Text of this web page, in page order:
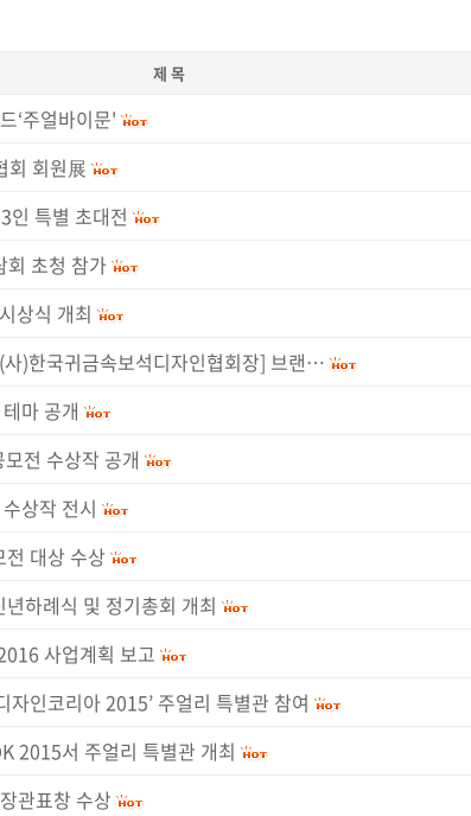
제 목
‘주얼바이문'
회 회원展
인 특별 초대전
회 초청 참가
상식 개최
)한국귀금속보석디자인협회장] 브랜…
마 공개
전 수상작 공개
상작 전시
대상 수상
하례식 및 정기총회 개최
사업계획 보고
자인코리아 2015’ 주얼리 특별관 참여
2015서 주얼리 특별관 개최
관표창 수상